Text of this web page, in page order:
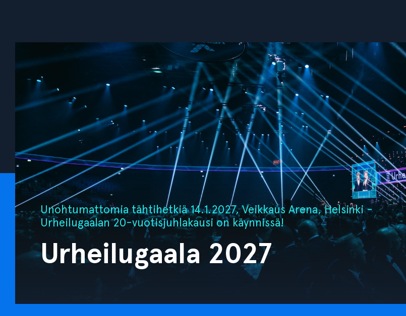
Unohtumattomia tähtihetkiä 14.1.2027, Veikkaus Arena, Helsinki -
Urheilugaalan 20-vuotisjuhlakausi on käynnissä!
Urheilugaala 2027